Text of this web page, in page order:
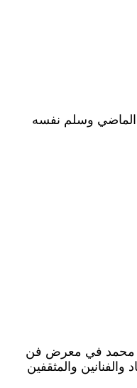
وسلم نفسه
محمد في معرض فن
والمثقفين